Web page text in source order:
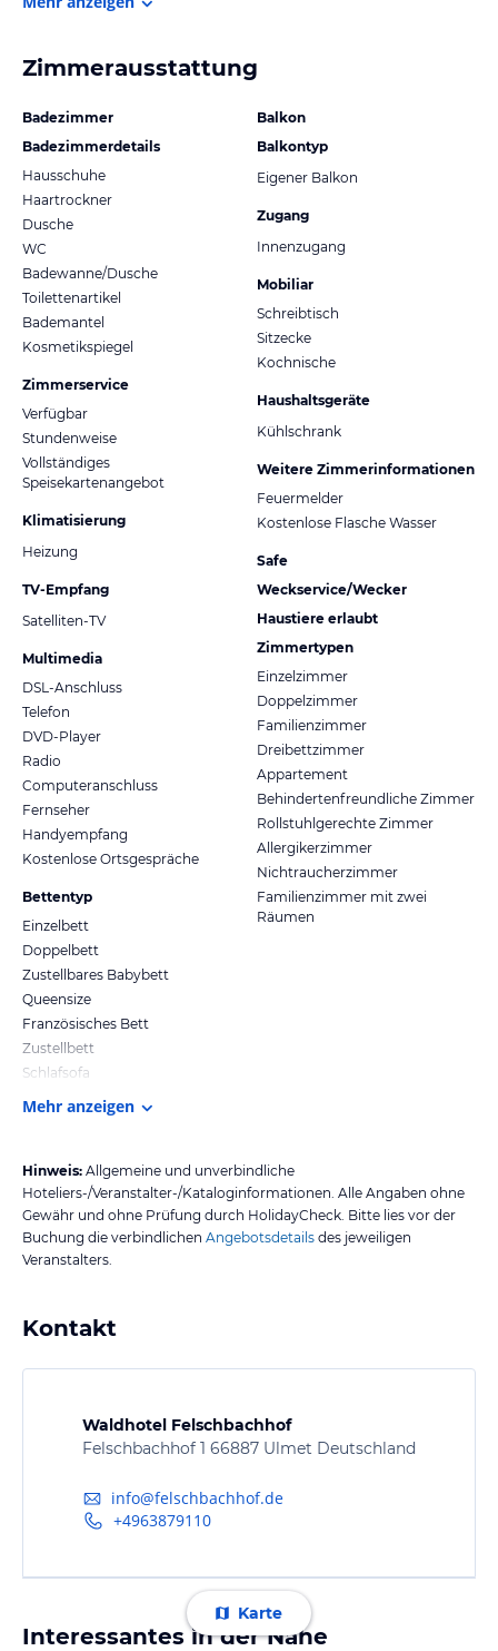
Zimmerausstattung
Badezimmer
Badezimmerdetails
Hausschuhe
Haartrockner
Dusche
WC
Badewanne/Dusche
Toilettenartikel
Bademantel
Kosmetikspiegel
Zimmerservice
Verfügbar
Stundenweise
Vollständiges
Speisekartenangebot
Klimatisierung
Heizung
TV-Empfang
Satelliten-TV
Multimedia
DSL-Anschluss
Telefon
DVD-Player
Radio
Computeranschluss
Fernseher
Handyempfang
Kostenlose Ortsgespräche
Bettentyp
Einzelbett
Doppelbett
Zustellbares Babybett
Queensize
Französisches Bett
Zustellbett
Schlafsofa
Balkon
Balkontyp
Eigener Balkon
Zugang
Innenzugang
Mobiliar
Schreibtisch
Sitzecke
Kochnische
Haushaltsgeräte
Kühlschrank
Weitere Zimmerinformationen
Feuermelder
Kostenlose Flasche Wasser
Safe
Weckservice/Wecker
Haustiere erlaubt
Zimmertypen
Einzelzimmer
Doppelzimmer
Familienzimmer
Dreibettzimmer
Appartement
Behindertenfreundliche Zimmer
Rollstuhlgerechte Zimmer
Allergikerzimmer
Nichtraucherzimmer
Familienzimmer mit zwei
Räumen
Mehr anzeigen
Hinweis: Allgemeine und unverbindliche
Hoteliers-/Veranstalter-/Kataloginformationen. Alle Angaben ohne
Gewähr und ohne Prüfung durch HolidayCheck. Bitte lies vor der
Buchung die verbindlichen Angebotsdetails des jeweiligen
Veranstalters.
Kontakt
Waldhotel Felschbachhof
Felschbachhof 1 66887 Ulmet Deutschland
info@felschbachhof.de
+4963879110
Karte
Interessantes in der Nähe